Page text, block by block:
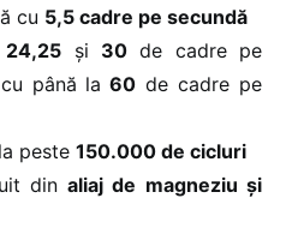
cu 5,5 cadre pe secundă
24,25 și 30de cadre pe
până la 60 de cadre pe
peste 150.000 de cicluri
dinaliaj de magneziu și